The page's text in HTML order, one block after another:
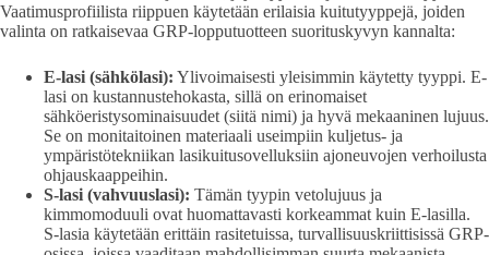
Vaatimusprofiilista riippuen käytetään erilaisia kuitutyyppejä, joiden
valinta on ratkaisevaa GRP-lopputuotteen suorituskyvyn kannalta:
E-lasi (sähkölasi): Ylivoimaisesti yleisimmin käytetty tyyppi. E-
lasi on kustannustehokasta, sillä on erinomaiset
sähköeristysominaisuudet (siitä nimi) ja hyvä mekaaninen lujuus.
Se on monitaitoinen materiaali useimpiin kuljetus- ja
ympäristötekniikan lasikuitusovelluksiin ajoneuvojen verhoilusta
ohjauskaappeihin.
S-lasi (vahvuuslasi): Tämän tyypin vetolujuus ja
kimmomoduuli ovat huomattavasti korkeammat kuin E-lasilla.
S-lasia käytetään erittäin rasitetuissa, turvallisuuskriittisissä GRP-